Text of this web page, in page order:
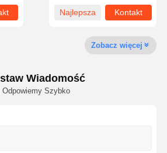
Aktualności Sprawy
stałym
Najlepsza
Kontakt
Zobacz więcej
Wiadomość
Odpowiemy Szybko